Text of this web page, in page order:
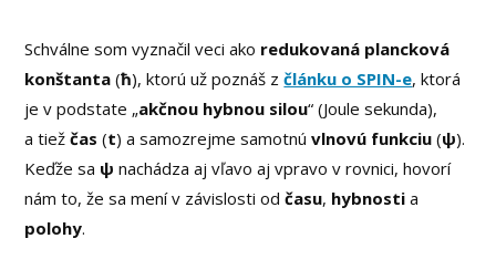
Schválne som vyznačil veci ako redukovaná plancková
konštanta (ħ), ktorú už poznáš zčlánku o SPIN-e, ktorá
je v podstate „akčnou hybnou silou“ (Joule sekunda),
a tiežčas(t) a samozrejme samotnúvlnovú funkciu (ψ).
Keďže sa ψ nachádza aj vľavo aj vpravo v rovnici, hovorí
nám to, že sa mení v závislosti odčasu, hybnostia
polohy.